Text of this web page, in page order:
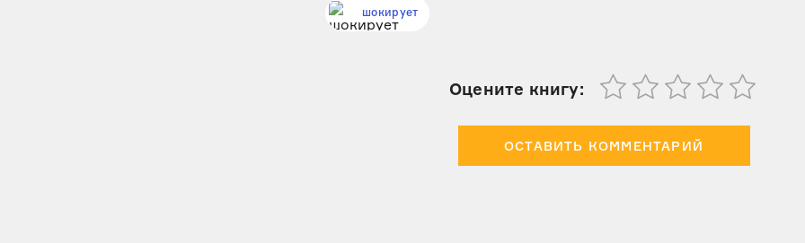
шокирует
Оцените книгу:
ОСТАВИТЬ КОММЕНТАРИЙ